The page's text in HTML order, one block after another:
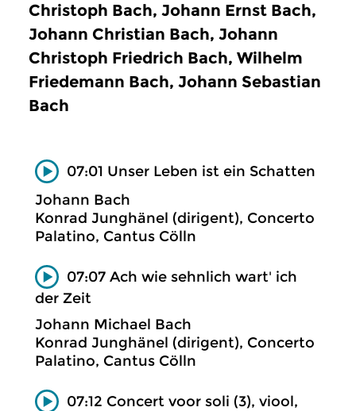
Christoph Bach, Johann Ernst Bach,
Johann Christian Bach, Johann
Christoph Friedrich Bach, Wilhelm
Friedemann Bach, Johann Sebastian
Bach
07:01 Unser Leben ist ein Schatten
Johann Bach
Konrad Junghänel (dirigent), Concerto
Palatino, Cantus Cölln
07:07 Ach wie sehnlich wart' ich
der Zeit
Johann Michael Bach
Konrad Junghänel (dirigent), Concerto
Palatino, Cantus Cölln
07:12 Concert voor soli (3), viool,